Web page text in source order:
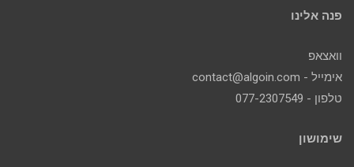
פנה אלינו
וואצאפ
אימייל - contact@algoin.com
טלפון - 077-2307549
שימושון